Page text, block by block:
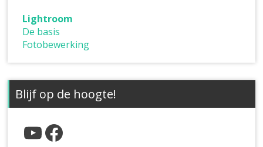
Lightroom
De basis
Fotobewerking
Blijf op de hoogte!
YouTube
Facebook